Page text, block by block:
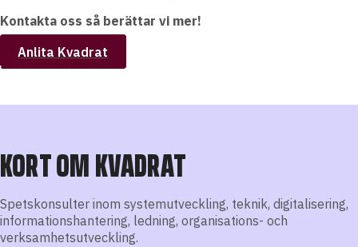
Kontakta oss så berättar vi mer!
Anlita Kvadrat
KORT OM KVADRAT
Spetskonsulter inom systemutveckling, teknik, digitalisering,
informationshantering, ledning, organisations- och
verksamhetsutveckling.